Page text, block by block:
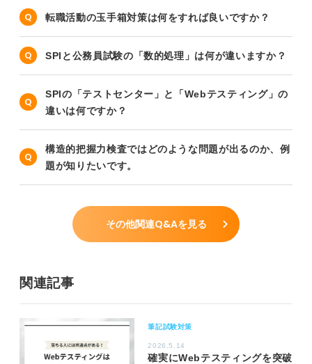
転職活動の玉手箱対策は何をすれば良いですか？
SPIと公務員試験の「数的処理」は何が違いますか？
SPIの「テストセンター」と「Webテスティング」の
違いは何ですか？
構造的把握力検査ではどのような問題が出るのか、例
題が知りたいです。
その他関連Q&Aを見る
関連記事
筆記試験対策
2026.5.14
確実にWebテスティングを突破